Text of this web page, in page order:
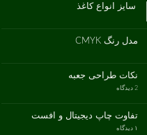
چاپ
سبز
نشده
سایز انواع کاغذ
سایز
انواع
نشده
مدل رنگ CMYK
مدل
رنگ
CMYK
نشده
نکات طراحی جعبه
2 دیدگاه
برای
تفاوت چاپ دیجیتال و افست
۱ دیدگاه
برای